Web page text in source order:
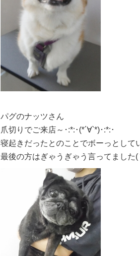
パグのナッツさん
爪切りでご来店～･:*:･(*´∀`*)･:*:･
寝起きだったとのことでボーっとして
最後の方はぎゃうぎゃう言ってました(